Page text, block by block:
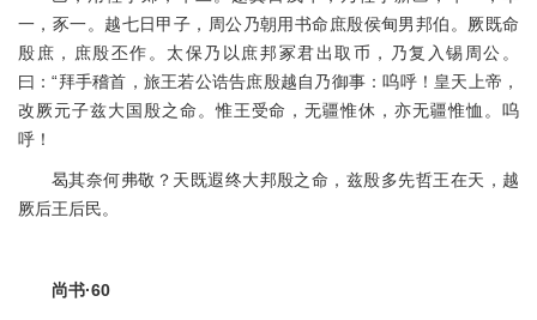
一，豕一。越七日甲子，周公乃朝用书命庶殷侯甸男邦伯。厥既命
殷庶，庶殷丕作。太保乃以庶邦冢君出取币，乃复入锡周公。
曰：“拜手稽首，旅王若公诰告庶殷越自乃御事：呜呼！皇天上帝，
改厥元子兹大国殷之命。惟王受命，无疆惟休，亦无疆惟恤。呜
呼！
曷其奈何弗敬？天既遐终大邦殷之命，兹殷多先哲王在天，越
厥后王后民。
尚书·60